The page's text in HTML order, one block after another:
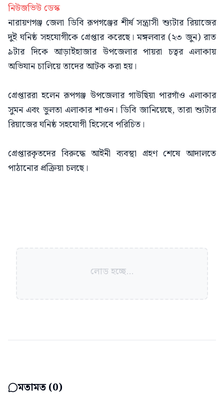
নিউজভিউ ডেস্ক
নারায়ণগঞ্জ জেলা ডিবি রূপগঞ্জের শীর্ষ সন্ত্রাসী শ্যুটার রিয়াজের
দুই ঘনিষ্ঠ সহযোগীকে গ্রেপ্তার করেছে। মঙ্গলবার (২৩ জুন) রাত
৯টার দিকে আড়াইহাজার উপজেলার পায়রা চত্বর এলাকায়
অভিযান চালিয়ে তাদের আটক করা হয়।
গ্রেপ্তাররা হলেন রূপগঞ্জ উপজেলার গাউছিয়া পারগাঁও এলাকার
সুমন এবং ভুলতা এলাকার শাওন। ডিবি জানিয়েছে, তারা শ্যুটার
রিয়াজের ঘনিষ্ঠ সহযোগী হিসেবে পরিচিত।
গ্রেপ্তারকৃতদের বিরুদ্ধে আইনী ব্যবস্থা গ্রহণ শেষে আদালতে
পাঠানোর প্রক্রিয়া চলছে।
লোড হচ্ছে...
মতামত (0)